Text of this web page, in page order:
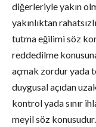
diğerleriyle yakın
yakınlıktan
tutma eğilimi söz
reddedilme
açmak zordur yada
duygusal açıdan
kontrol yada sınır
meyil söz konusudur.